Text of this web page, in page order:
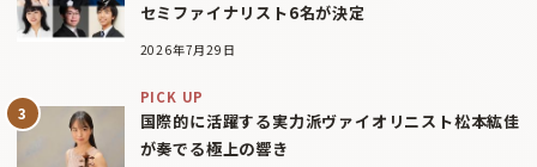
セミファイナリスト6名が決定
2026年7月29日
PICK UP
国際的に活躍する実力派ヴァイオリニスト松本紘佳
が奏でる極上の響き